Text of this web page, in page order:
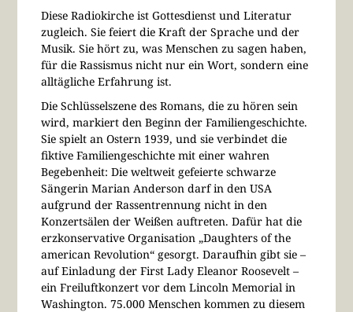
Diese Radiokirche ist Gottesdienst und Literatur
zugleich. Sie feiert die Kraft der Sprache und der
Musik. Sie hört zu, was Menschen zu sagen haben,
für die Rassismus nicht nur ein Wort, sondern eine
alltägliche Erfahrung ist.
Die Schlüsselszene des Romans, die zu hören sein
wird, markiert den Beginn der Familiengeschichte.
Sie spielt an Ostern 1939, und sie verbindet die
fiktive Familiengeschichte mit einer wahren
Begebenheit: Die weltweit gefeierte schwarze
Sängerin Marian Anderson darf in den USA
aufgrund der Rassentrennung nicht in den
Konzertsälen der Weißen auftreten. Dafür hat die
erzkonservative Organisation „Daughters of the
american Revolution“ gesorgt. Daraufhin gibt sie –
auf Einladung der First Lady Eleanor Roosevelt –
ein Freiluftkonzert vor dem Lincoln Memorial in
Washington. 75.000 Menschen kommen zu diesem